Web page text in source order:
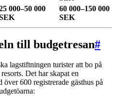
000–50 000
60 000–150 000
SEK
till budgetresan#
lagstiftningen turister att bo på
Det har skapat en
över 600 registrerade gästhus på